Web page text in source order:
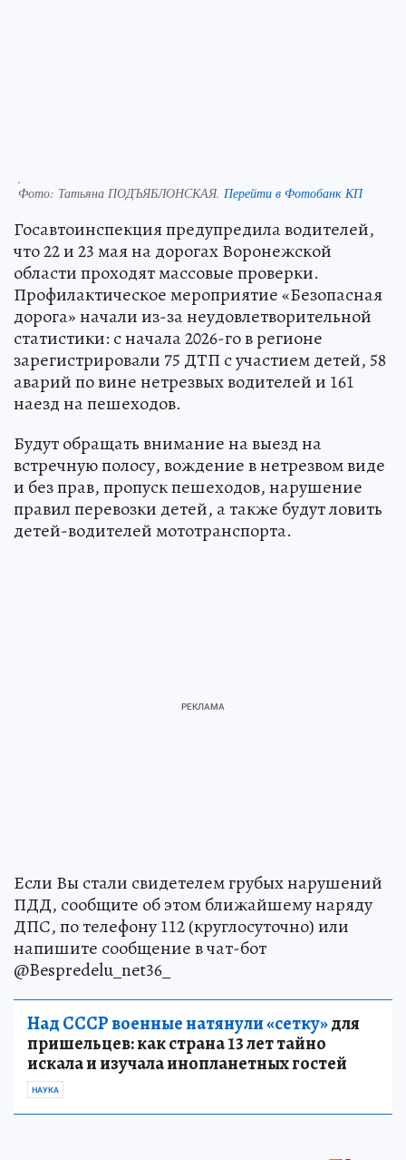
.
Фото: Татьяна ПОДЪЯБЛОНСКАЯ. Перейти в Фотобанк КП
Госавтоинспекция предупредила водителей,
что 22 и 23 мая на дорогах Воронежской
области проходят массовые проверки.
Профилактическое мероприятие «Безопасная
дорога» начали из-за неудовлетворительной
статистики: с начала 2026-го в регионе
зарегистрировали 75 ДТП с участием детей, 58
аварий по вине нетрезвых водителей и 161
наезд на пешеходов.
Будут обращать внимание на выезд на
встречную полосу, вождение в нетрезвом виде
и без прав, пропуск пешеходов, нарушение
правил перевозки детей, а также будут ловить
детей-водителей мототранспорта.
Если Вы стали свидетелем грубых нарушений
ПДД, сообщите об этом ближайшему наряду
ДПС, по телефону 112 (круглосуточно) или
напишите сообщение в чат-бот
@Bespredelu_net36_
Над СССР военные натянули «сетку»для
пришельцев: как страна 13 лет тайно
искала и изучала инопланетных гостей
НАУКА